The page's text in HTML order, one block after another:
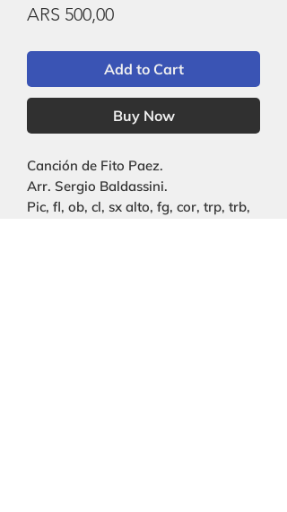
ARS 500,00Price
Add to Cart
Buy Now
Canción de Fito Paez.
Arr. Sergio Baldassini.
Pic, fl, ob, cl, sx alto, fg, cor, trp, trb,